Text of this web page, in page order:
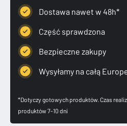
16
ZDERZAK
PRZEDNI
PRZÓD
4xPDC
5G0807221
Dostawa nawet w 48h*
Część sprawdzona
Bezpieczne zakupy
Wysyłamy na całą
*Dotyczy gotowych produktów. Czas
produktów 7-10 dni